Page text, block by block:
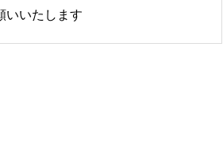
いいたします